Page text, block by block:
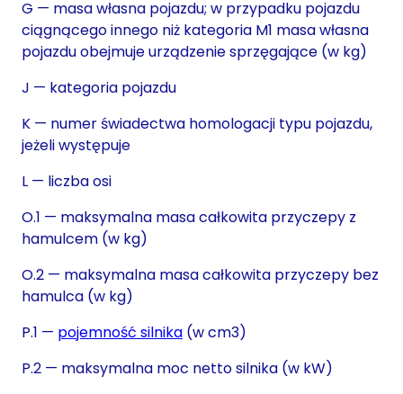
G — masa własna pojazdu; w przypadku pojazdu
ciągnącego innego niż kategoria M1 masa własna
pojazdu obejmuje urządzenie sprzęgające (w kg)
J — kategoria pojazdu
K — numer świadectwa homologacji typu pojazdu,
jeżeli występuje
L — liczba osi
O.1 — maksymalna masa całkowita przyczepy z
hamulcem (w kg)
O.2 — maksymalna masa całkowita przyczepy bez
hamulca (w kg)
P.1 — pojemność silnika (w cm3)
P.2 — maksymalna moc netto silnika (w kW)